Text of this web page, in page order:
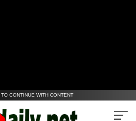
CONTINUE WITH CONTENT